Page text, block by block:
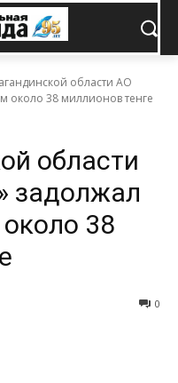
области АО
около 38 миллионов тенге
области
задолжал
38
0